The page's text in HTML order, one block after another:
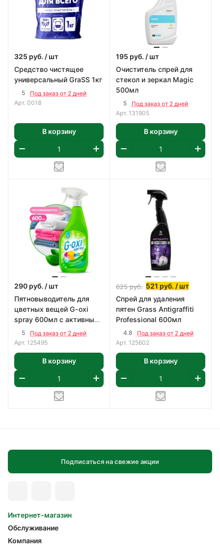
325 руб. / шт
Средство чистящее
универсальный GraSS 1кг
5
Под заказ от 2 дней
Арт. 0018
В корзину
195 руб. / шт
Очиститель спрей для
стекол и зеркал Magic
500мл
5
Под заказ от 2 дней
Арт. 131905
В корзину
290 руб. / шт
Пятновыводитель для
цветных вещей G-oxi
spray 600мл с активным
кислородом
5
Под заказ от 2 дней
Арт. 125495
В корзину
625руб. 521 руб. / шт
Спрей для удаления
пятен Grass Antigraffiti
Professional 600мл
4.8
Под заказ от 2 дней
Арт. 125602
В корзину
Подписаться на свежие акции
Интернет-магазин
Обслуживание
Компания